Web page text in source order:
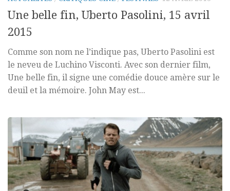
Une belle fin, Uberto Pasolini, 15 avril
2015
Comme son nom ne l’indique pas, Uberto Pasolini est
le neveu de Luchino Visconti. Avec son dernier film,
Une belle fin, il signe une comédie douce amère sur le
deuil et la mémoire. John May est...